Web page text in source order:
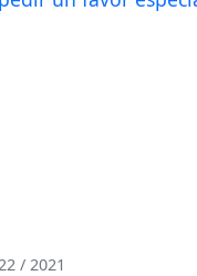
/ 2021